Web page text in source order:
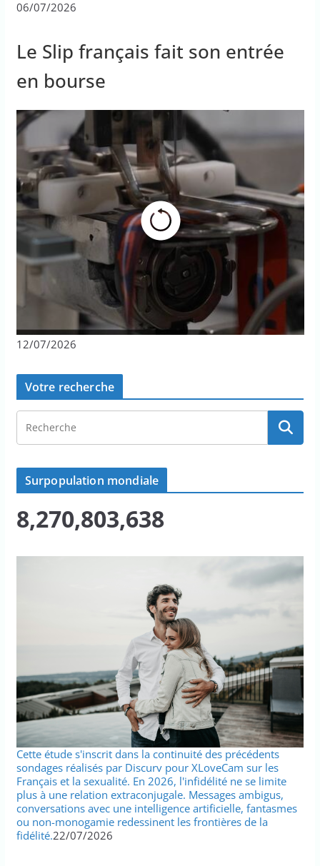
06/07/2026
Le Slip français fait son entrée
en bourse
12/07/2026
Votre recherche
Surpopulation mondiale
8,270,803,638
Cette étude s'inscrit dans la continuité des précédents
sondages réalisés par Discurv pour XLoveCam sur les
Français et la sexualité. En 2026, l'infidélité ne se limite
plus à une relation extraconjugale. Messages ambigus,
conversations avec une intelligence artificielle, fantasmes
ou non-monogamie redessinent les frontières de la
fidélité.22/07/2026